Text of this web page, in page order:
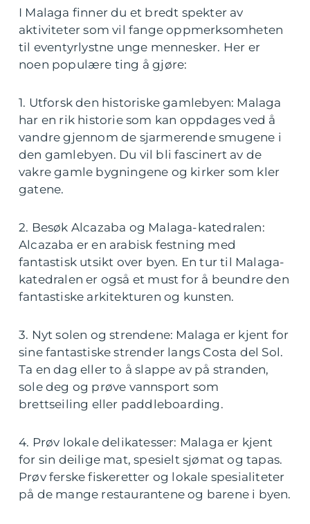
I Malaga finner du et bredt spekter av
aktiviteter som vil fange oppmerksomheten
til eventyrlystne unge mennesker. Her er
noen populære ting å gjøre:
1. Utforsk den historiske gamlebyen: Malaga
har en rik historie som kan oppdages ved å
vandre gjennom de sjarmerende smugene i
den gamlebyen. Du vil bli fascinert av de
vakre gamle bygningene og kirker som kler
gatene.
2. Besøk Alcazaba og Malaga-katedralen:
Alcazaba er en arabisk festning med
fantastisk utsikt over byen. En tur til Malaga-
katedralen er også et must for å beundre den
fantastiske arkitekturen og kunsten.
3. Nyt solen og strendene: Malaga er kjent for
sine fantastiske strender langs Costa del Sol.
Ta en dag eller to å slappe av på stranden,
sole deg og prøve vannsport som
brettseiling eller paddleboarding.
4. Prøv lokale delikatesser: Malaga er kjent
for sin deilige mat, spesielt sjømat og tapas.
Prøv ferske fiskeretter og lokale spesialiteter
på de mange restaurantene og barene i byen.